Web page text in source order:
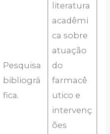
Pesquisa
bibliográ
fica.
literatura
acadêmi
ca sobre
atuação
do
farmacê
utico e
intervenç
ões